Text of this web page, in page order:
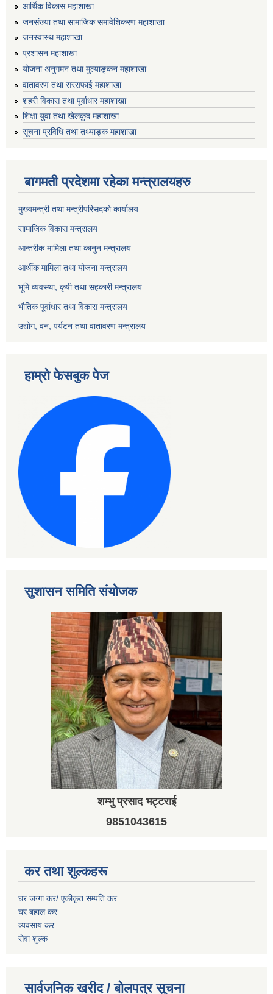
आर्थिक विकास महाशाखा
जनसंख्या तथा सामाजिक समावेशिकरण महाशाखा
जनस्वास्थ महाशाखा
प्रशासन महाशाखा
योजना अनुगमन तथा मुल्याङ्कन महाशाखा
वातावरण तथा सरसफाई महाशाखा
शहरी विकास तथा पूर्वाधार महाशाखा
शिक्षा युवा तथा खेलकुद महाशाखा
सूचना प्रविधि तथा तथ्याङ्क महाशाखा
बागमती प्रदेशमा रहेका मन्त्रालयहरु
मुख्यमन्त्री तथा मन्त्रीपरिसदको कार्यालय
सामाजिक विकास मन्त्रालय
आन्तरीक मामिला तथा कानुन मन्त्रालय
आर्थीक मामिला तथा योजना मन्त्रालय
भूमि व्यवस्था, कृषी तथा सहकारी मन्त्रालय
भौतिक पूर्वाधार तथा विकास मन्त्रालय
उद्योग, वन, पर्यटन तथा वातावरण मन्त्रालय
हाम्रो फेसबुक पेज
सुशासन समिति संयोजक
शम्भु प्रसाद भट्टराई
9851043615
कर तथा शुल्कहरू
घर जग्गा कर/ एकीकृत सम्पति कर
घर बहाल कर
व्यवसाय कर
सेवा शुल्क
सार्वजनिक खरीद / बोलपत्र सूचना